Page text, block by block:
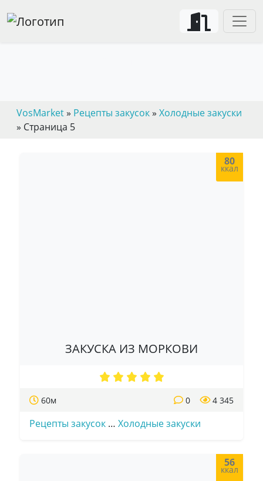
VosMarket» Рецепты закусок» Холодные закуски
» Страница 5
80
ккал
ЗАКУСКА ИЗ МОРКОВИ
60м 4 345
0
Рецепты закусок … Холодные закуски
56
ккал